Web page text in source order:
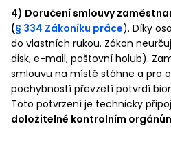
4) Doručení smlouvy
(§ 334 Zákoníku práce). Díky
do vlastních rukou. Zákon
disk, e-mail, poštovní holub).
smlouvu na místě stáhne a pro
pochybností převzetí potvrdí
Toto potvrzení je technicky
doložitelné kontrolním